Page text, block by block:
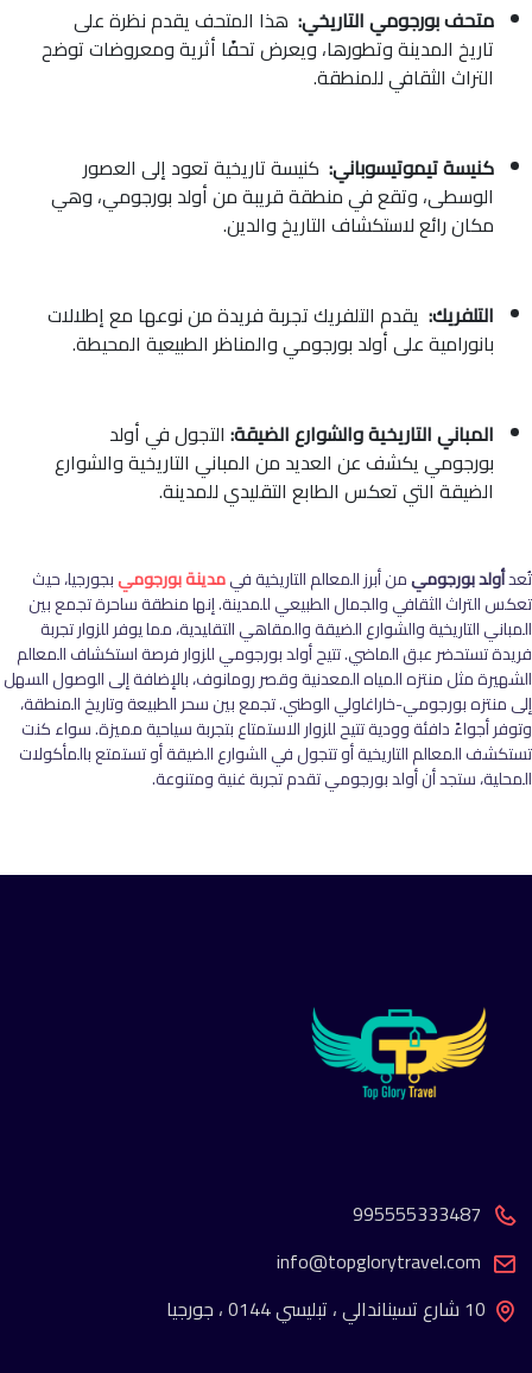
متحف بورجومي التاريخي: هذا المتحف يقدم نظرة على
تاريخ المدينة وتطورها، ويعرض تحفًا أثرية ومعروضات توضح
التراث الثقافي للمنطقة.
كنيسة تيموتيسوباني: كنيسة تاريخية تعود إلى العصور
الوسطى، وتقع في منطقة قريبة من أولد بورجومي، وهي
مكان رائع لاستكشاف التاريخ والدين.
التلفريك: يقدم التلفريك تجربة فريدة من نوعها مع إطلالات
بانورامية على أولد بورجومي والمناظر الطبيعية المحيطة.
المباني التاريخية والشوارع الضيقة: التجول في أولد
بورجومي يكشف عن العديد من المباني التاريخية والشوارع
الضيقة التي تعكس الطابع التقليدي للمدينة.
تُعدأولد بورجوميمن أبرز المعالم التاريخية فيمدينة بورجوميبجورجيا، حيث
تعكس التراث الثقافي والجمال الطبيعي للمدينة. إنها منطقة ساحرة تجمع بين
المباني التاريخية والشوارع الضيقة والمقاهي التقليدية، مما يوفر للزوار تجربة
فريدة تستحضر عبق الماضي. تتيح أولد بورجومي للزوار فرصة استكشاف المعالم
الشهيرة مثل منتزه المياه المعدنية وقصر رومانوف، بالإضافة إلى الوصول السهل
إلى منتزه بورجومي-خاراغاولي الوطني. تجمع بين سحر الطبيعة وتاريخ المنطقة،
وتوفر أجواءً دافئة وودية تتيح للزوار الاستمتاع بتجربة سياحية مميزة. سواء كنت
تستكشف المعالم التاريخية أو تتجول في الشوارع الضيقة أو تستمتع بالمأكولات
المحلية، ستجد أن أولد بورجومي تقدم تجربة غنية ومتنوعة.
995555333487
info@topglorytravel.com
10 شارع تسيناندالي ، تبليسي 0144 ، جورجيا